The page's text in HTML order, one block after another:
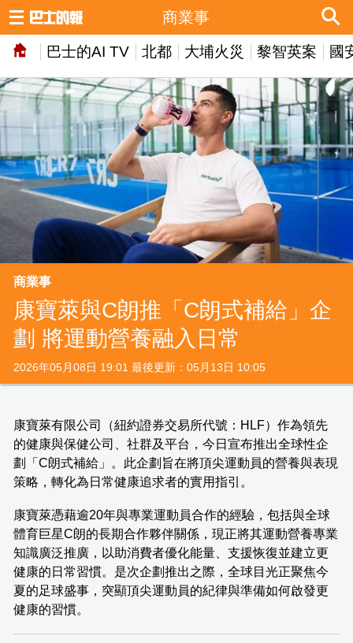
巴士的AI TV 北都 大埔火災 黎智英案 國
商業事
商業事
康寶萊與C朗推「C朗式補給」企
劃 將運動營養融入日常
2026年05月08日 19:01 最後更新：05月13日 10:05
康寶萊有限公司（紐約證券交易所代號：HLF）作為領先
的健康與保健公司、社群及平台，今日宣布推出全球性企
劃「C朗式補給」。此企劃旨在將頂尖運動員的營養與表現
策略，轉化為日常健康追求者的實用指引。
康寶萊憑藉逾20年與專業運動員合作的經驗，包括與全球
體育巨星C朗的長期合作夥伴關係，現正將其運動營養專業
知識廣泛推廣，以助消費者優化能量、支援恢復並建立更
健康的日常習慣。是次企劃推出之際，全球目光正聚焦今
夏的足球盛事，突顯頂尖運動員的紀律與準備如何啟發更
健康的習慣。